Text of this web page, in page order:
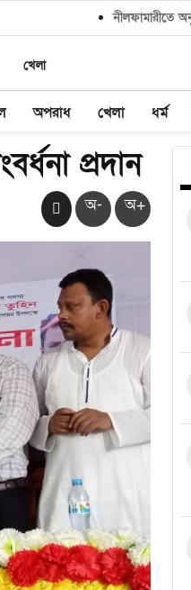
নীলফামারীতে
খেলা
অপরাধ খেলা ধর্ম
প্রদান
অ- অ+